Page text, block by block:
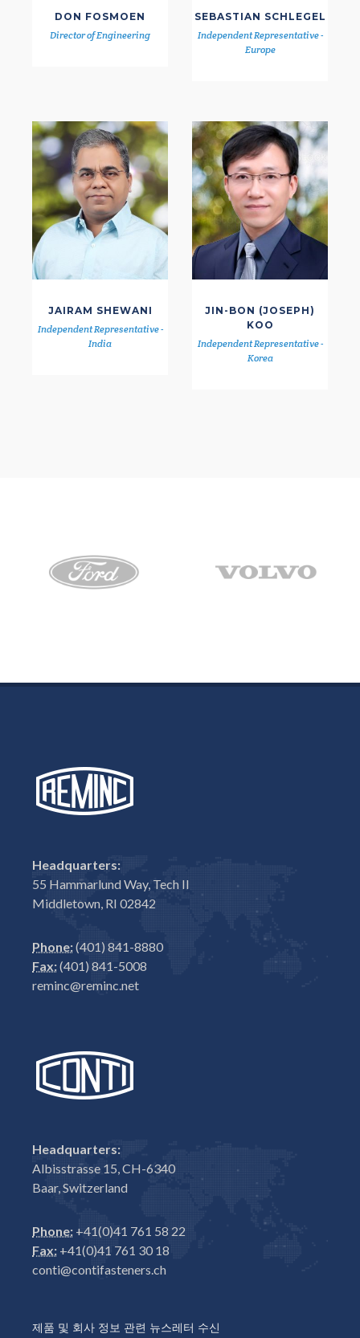
DON FOSMOEN
Director of Engineering
SEBASTIAN SCHLEGEL
Independent Representative -
Europe
JAIRAM SHEWANI
Independent Representative -
India
JIN-BON (JOSEPH)
KOO
Independent Representative -
Korea
Headquarters:
55 Hammarlund Way, Tech II
Middletown, RI 02842
Phone:(401) 841-8880
Fax:(401) 841-5008
reminc@reminc.net
Headquarters:
Albisstrasse 15, CH-6340
Baar, Switzerland
Phone: +41(0)41 761 58 22
Fax: +41(0)41 761 30 18
conti@contifasteners.ch
제품 및 회사 정보 관련 뉴스레터 수신